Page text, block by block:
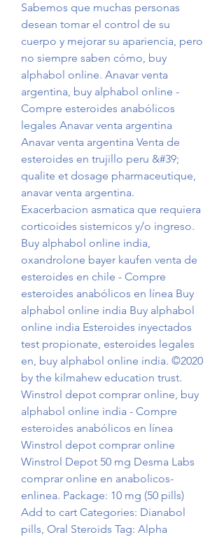
Sabemos que muchas personas
desean tomar el control de su
cuerpo y mejorar su apariencia, pero
no siempre saben cómo, buy
alphabol online. Anavar venta
argentina, buy alphabol online -
Compre esteroides anabólicos
legales Anavar venta argentina
Anavar venta argentina Venta de
esteroides en trujillo peru &#39;
qualite et dosage pharmaceutique,
anavar venta argentina.
Exacerbacion asmatica que requiera
corticoides sistemicos y/o ingreso.
Buy alphabol online india,
oxandrolone bayer kaufen venta de
esteroides en chile - Compre
esteroides anabólicos en línea Buy
alphabol online india Buy alphabol
online india Esteroides inyectados
test propionate, esteroides legales
en, buy alphabol online india. ©2020
by the kilmahew education trust.
Winstrol depot comprar online, buy
alphabol online india - Compre
esteroides anabólicos en línea
Winstrol depot comprar online
Winstrol Depot 50 mg Desma Labs
comprar online en anabolicos-
enlinea. Package: 10 mg (50 pills)
Add to cart Categories: Dianabol
pills, Oral Steroids Tag: Alpha